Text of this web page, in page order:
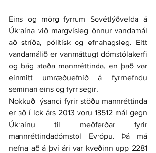
Eins og mörg fyrrum Sovétlýðvelda á
Úkraína við margvísleg önnur vandamál
að stríða, pólitísk og efnahagsleg. Eitt
vandamálið er vanmáttugt dómstólakerfi
og bág staða mannréttinda, en það var
einmitt umræðuefnið á fyrrnefndu
seminari eins og fyrr segir.
Nokkuð lýsandi fyrir stöðu mannréttinda
er að í lok árs 2013 voru 18512 mál gegn
Úkraínu til meðferðar fyrir
mannréttindadómstól Evrópu. Þá má
nefna að á því ári var kveðinn upp 2281